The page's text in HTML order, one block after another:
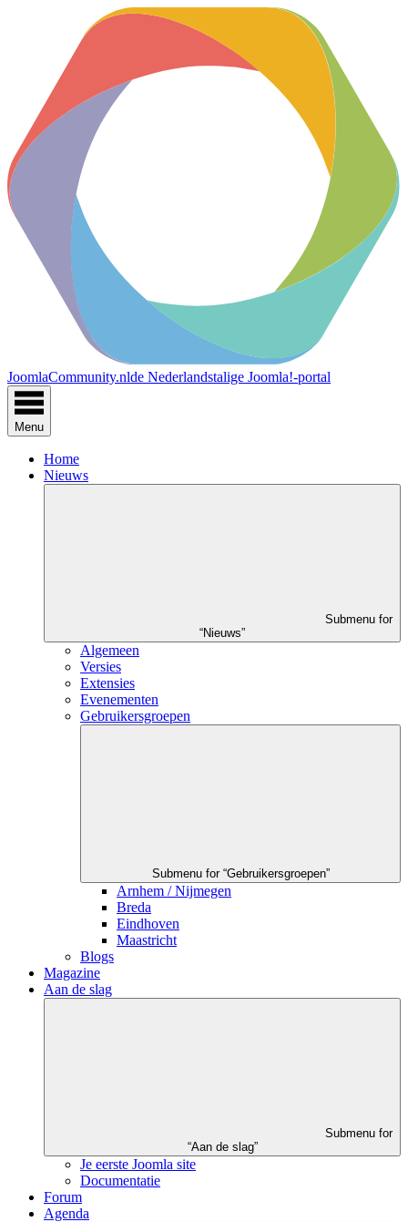
JoomlaCommunity.nlde Nederlandstalige Joomla!-portal
Menu
Home
Nieuws
Submenu for
“Nieuws”
Algemeen
Versies
Extensies
Evenementen
Gebruikersgroepen
Submenu for “Gebruikersgroepen”
Arnhem / Nijmegen
Breda
Eindhoven
Maastricht
Blogs
Magazine
Aan de slag
Submenu for
“Aan de slag”
Je eerste Joomla site
Documentatie
Forum
Agenda